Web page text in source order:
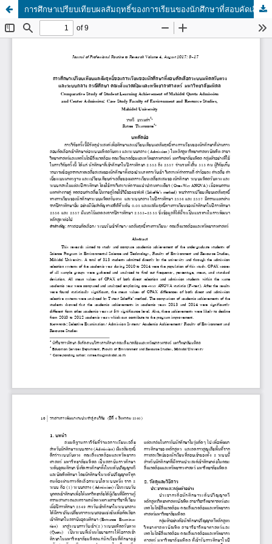
การศึกษาเปรียบเทียบผลสัมฤทธิ์ของการเรียนของนักศึกษาที่สอบคัดเลือกระบบมหิดลรับตรงและระบบกลาง กรณีศึกษา คณะสิ่งแวดล้อมและทรัพยากรศาสตร์ มหาวิทยาลัยมหิดล